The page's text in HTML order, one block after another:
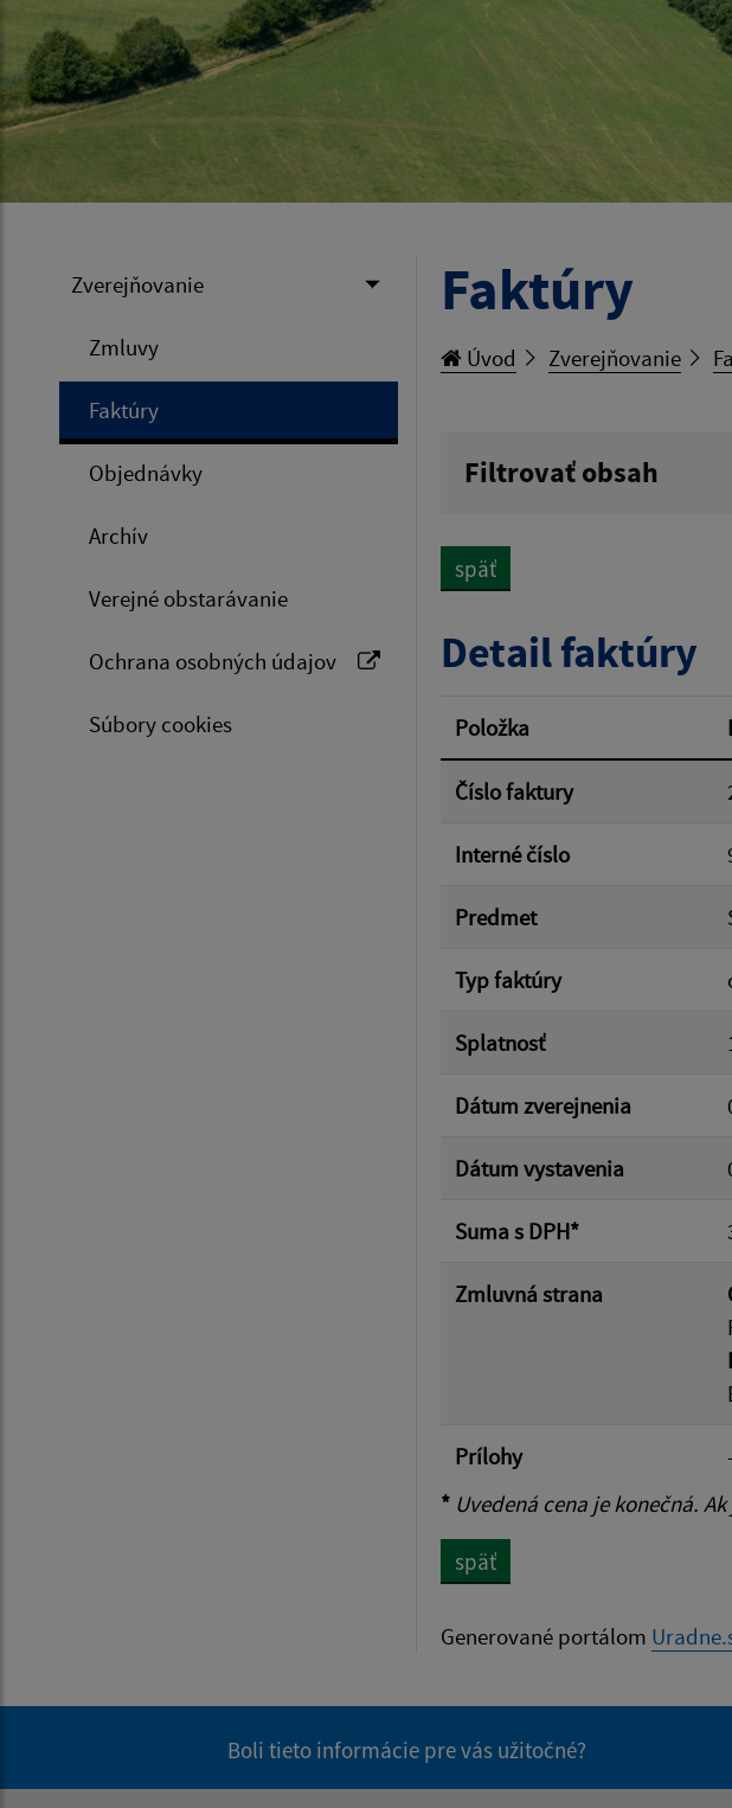
Zverejňovanie
Zmluvy
Faktúry
Objednávky
Archív
Verejné obstarávanie
Ochrana osobných údajov
Súbory cookies
Faktúry
Úvod Zverejňovanie
Filtrovať obsah
Suma od:
Filtrovať
späť
Detail faktúry
Položka
Číslo faktury
Interné číslo
Predmet
Typ faktúry
Splatnosť
Dátum zverejnenia
Dátum vystavenia
Suma s DPH*
Zmluvná strana
Prílohy
-
* Uvedená cena je konečná.
späť
Generované portálom
Boli tieto informácie pre vás užitočné?